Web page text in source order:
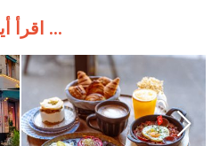
اقرأ أيضا ...